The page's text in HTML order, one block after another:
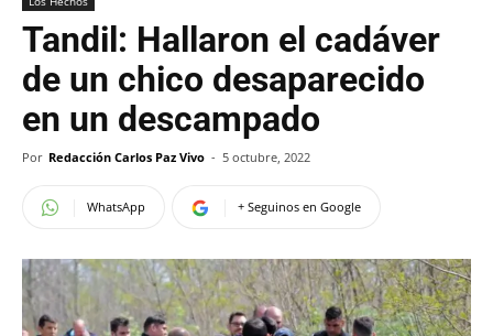
Tandil: Hallaron el cadáver
de un chico desaparecido
en un descampado
Por Redacción Carlos Paz Vivo - 5 octubre, 2022
WhatsApp + Seguinos en Google